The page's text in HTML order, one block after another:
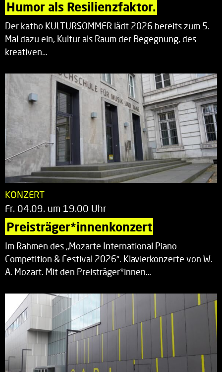
Humor als Resilienzfaktor.
Der katho KULTURSOMMER lädt 2026 bereits zum 5.
Mal dazu ein, Kultur als Raum der Begegnung, des
kreativen…
KONZERT
Fr. 04.09. um 19.00 Uhr
Preisträger*innenkonzert
Im Rahmen des „Mozarte International Piano
Competition & Festival 2026“. Klavierkonzerte von W.
A. Mozart. Mit den Preisträger*innen…